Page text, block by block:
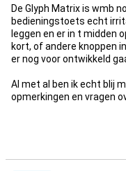
De Glyph Matrix is wmb
bedieningstoets echt
leggen en er in t midden
kort, of andere knoppen
er nog voor ontwikkeld
Al met al ben ik echt blij
opmerkingen en vragen